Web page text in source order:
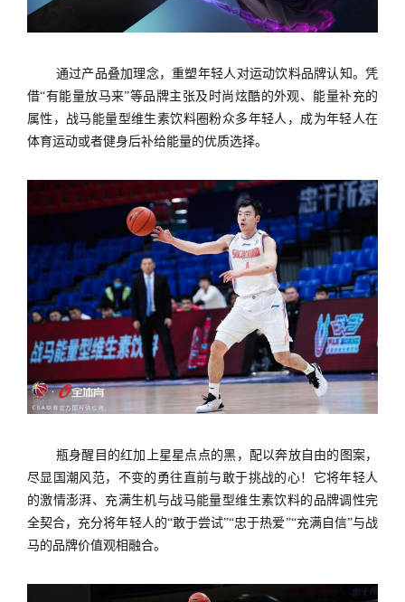
通过产品叠加理念，重塑年轻人对运动饮料品牌认知。凭
借“有能量放马来”等品牌主张及时尚炫酷的外观、能量补充的
属性，战马能量型维生素饮料圈粉众多年轻人，成为年轻人在
体育运动或者健身后补给能量的优质选择。
瓶身醒目的红加上星星点点的黑，配以奔放自由的图案，
尽显国潮风范，不变的勇往直前与敢于挑战的心！它将年轻人
的激情澎湃、充满生机与战马能量型维生素饮料的品牌调性完
全契合，充分将年轻人的“敢于尝试”“忠于热爱”“充满自信”与战
马的品牌价值观相融合。